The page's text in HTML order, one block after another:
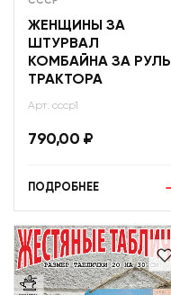
ЖЕНЩИНЫ ЗА
ШТУРВАЛ
КОМБАЙНА ЗА РУЛЬ
ТРАКТОРА
Арт: ссср1
790,00 ₽
ПОДРОБНЕЕ